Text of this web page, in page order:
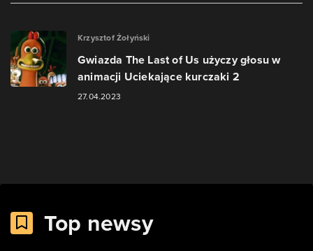
Krzysztof Żołyński
Gwiazda The Last of Us użyczy głosu w
animacji Uciekające kurczaki 2
27.04.2023
Top newsy